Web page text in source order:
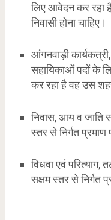
लिए आवेदन कर रहा
निवासी होना चाहिए।
आंगनवाड़ी
सहायिकाओं पदों के
कर रहा है वह उस
निवास, आय व जाति
स्तर से निर्गत प्रमाण
विधवा एवं परित्याग,
सक्षम स्तर से निर्गत